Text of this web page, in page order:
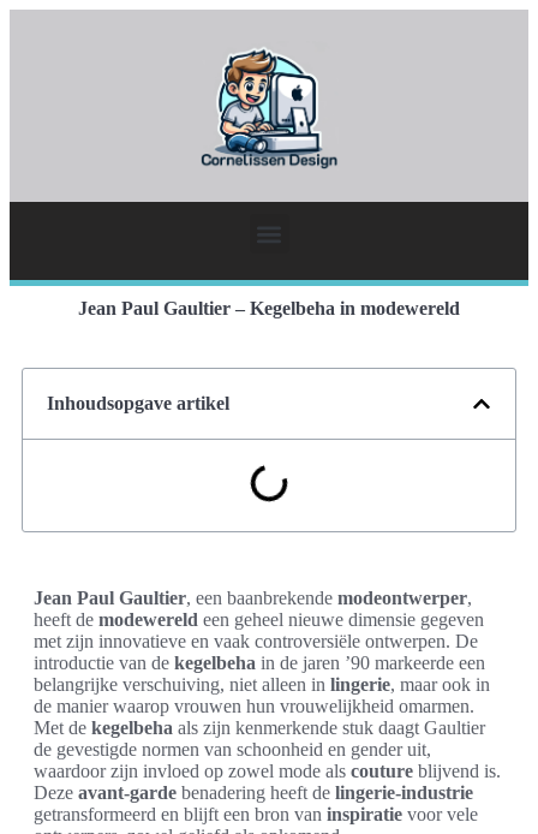
Jean Paul Gaultier – Kegelbeha in modewereld
Inhoudsopgave artikel
Jean Paul Gaultier, een baanbrekende modeontwerper,
heeft de modewereld een geheel nieuwe dimensie gegeven
met zijn innovatieve en vaak controversiële ontwerpen. De
introductie van de kegelbeha in de jaren ’90 markeerde een
belangrijke verschuiving, niet alleen in lingerie, maar ook in
de manier waarop vrouwen hun vrouwelijkheid omarmen.
Met de kegelbeha als zijn kenmerkende stuk daagt Gaultier
de gevestigde normen van schoonheid en gender uit,
waardoor zijn invloed op zowel mode als couture blijvend is.
Deze avant-garde benadering heeft de lingerie-industrie
getransformeerd en blijft een bron van inspiratie voor vele